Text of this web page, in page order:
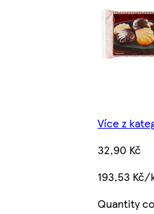
Více z
32,90 Kč
193,53 Kč/
Quantity